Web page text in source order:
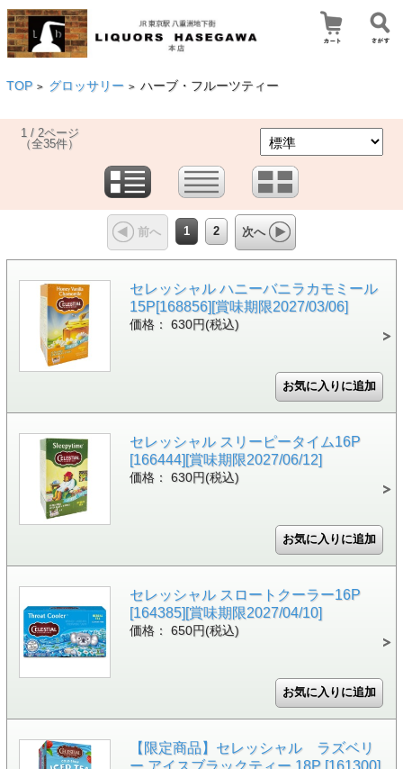
TOP > グロッサリー > ハーブ・フルーツティー
1 / 2ページ
（全35件）
前へ 1 2 次へ
セレッシャル ハニーバニラカモミール
15P[168856][賞味期限2027/03/06]
価格： 630円(税込)
セレッシャル スリーピータイム16P
[166444][賞味期限2027/06/12]
価格： 630円(税込)
セレッシャル スロートクーラー16P
[164385][賞味期限2027/04/10]
価格： 650円(税込)
【限定商品】セレッシャル ラズベリ
ー アイスブラックティー 18P [161300]